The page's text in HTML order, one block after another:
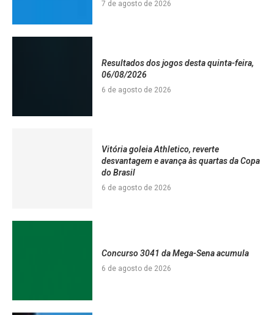
7 de agosto de 2026
Resultados dos jogos desta quinta-feira,
06/08/2026
6 de agosto de 2026
Vitória goleia Athletico, reverte
desvantagem e avança às quartas da Copa
do Brasil
6 de agosto de 2026
Concurso 3041 da Mega-Sena acumula
6 de agosto de 2026